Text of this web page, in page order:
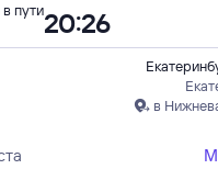
в
20:26
в пути